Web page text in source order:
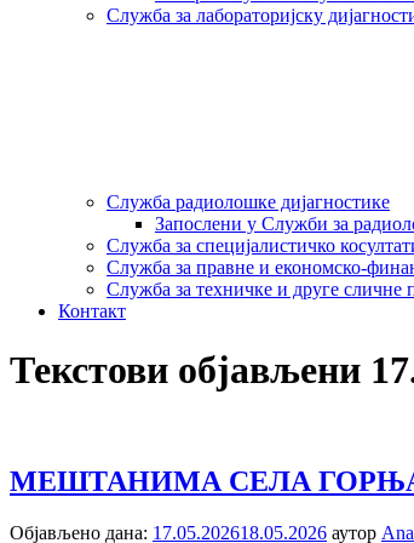
Служба за лабораторијску
Служба радиолошке дијагностике
Запослени у Служби за
Служба за специјалистичко
Служба за правне и економско-
Служба за техничке и друге сличне
Контакт
Текстови објављени
МЕШТАНИМА СЕЛА
Објављено дана: 17.05.202618.05.2026 аутор